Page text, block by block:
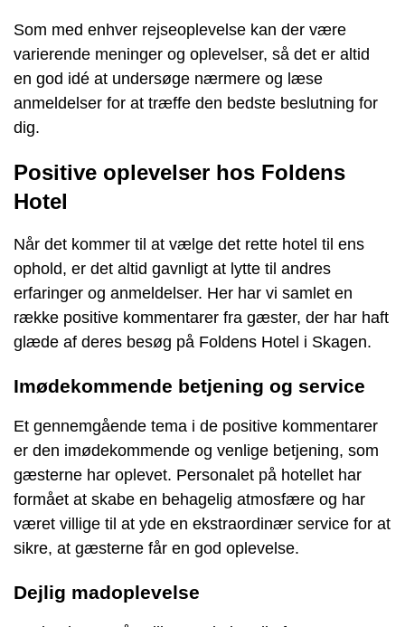
Som med enhver rejseoplevelse kan der være
varierende meninger og oplevelser, så det er altid
en god idé at undersøge nærmere og læse
anmeldelser for at træffe den bedste beslutning for
dig.
Positive oplevelser hos Foldens
Hotel
Når det kommer til at vælge det rette hotel til ens
ophold, er det altid gavnligt at lytte til andres
erfaringer og anmeldelser. Her har vi samlet en
række positive kommentarer fra gæster, der har haft
glæde af deres besøg på Foldens Hotel i Skagen.
Imødekommende betjening og service
Et gennemgående tema i de positive kommentarer
er den imødekommende og venlige betjening, som
gæsterne har oplevet. Personalet på hotellet har
formået at skabe en behagelig atmosfære og har
været villige til at yde en ekstraordinær service for at
sikre, at gæsterne får en god oplevelse.
Dejlig madoplevelse